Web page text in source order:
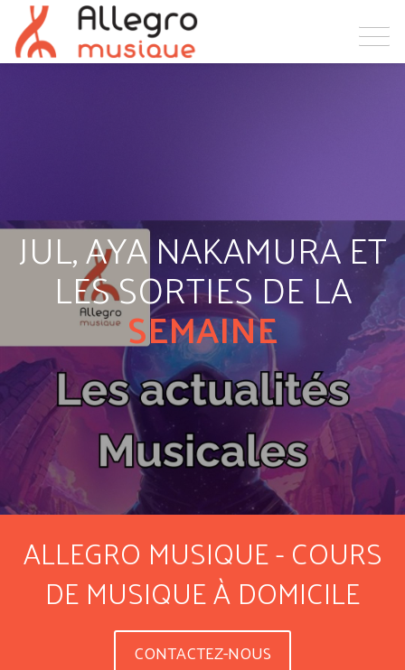
JUL, AYA NAKAMURA ET
LES SORTIES DE LA
SEMAINE
ALLEGRO MUSIQUE - COURS
DE MUSIQUE À DOMICILE
CONTACTEZ-NOUS